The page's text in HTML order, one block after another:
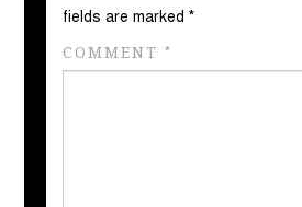
fields are marked*
COMMENT*